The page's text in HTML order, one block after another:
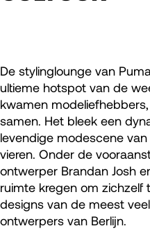
De stylinglounge van
ultieme hotspot van de
kwamen
samen. Het bleek een
levendige modescene
vieren. Onder de
ontwerper Brandan Josh
ruimte kregen om
designs van de meest
ontwerpers van Berlijn.